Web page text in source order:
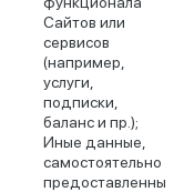
Сайтов или
сервисов
(например,
услуги,
подписки,
баланс и пр.);
Иные данные,
самостоятельно
предоставленны